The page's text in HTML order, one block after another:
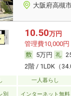
大阪府高槻
10.50万円
管理費10,000円
5万円
2階 / 1LDK（
一人暮らし
別 インターネット無料